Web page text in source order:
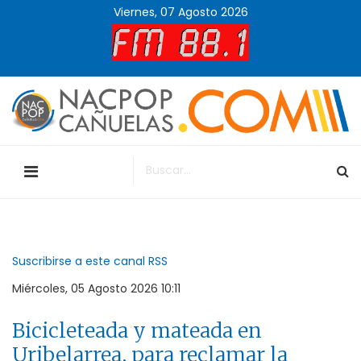
Viernes, 07 Agosto 2026
Suscribirse a este canal RSS
Miércoles, 05 Agosto 2026 10:11
Bicicleteada y mateada en
Uribelarrea, para reclamar la